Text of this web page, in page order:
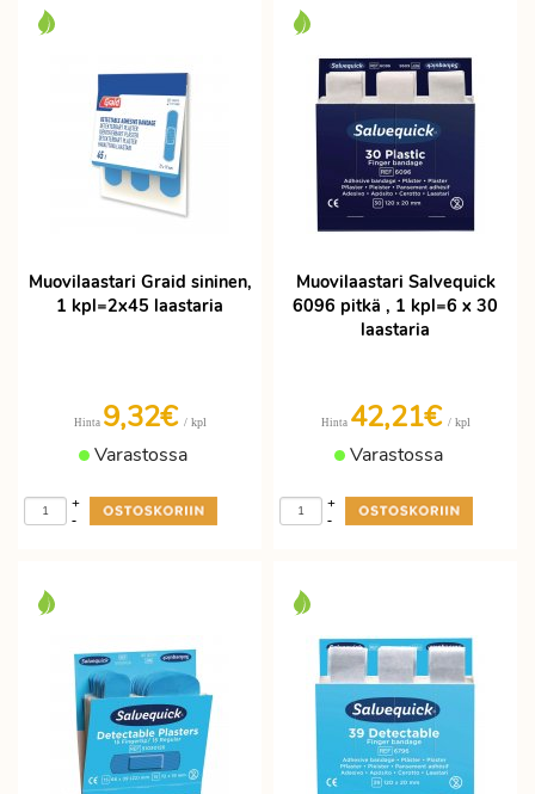
Muovilaastari Graid sininen,
1 kpl=2x45 laastaria
Hinta 9,32€ / kpl
Varastossa
-
+
Muovilaastari Salvequick
6096 pitkä , 1 kpl=6 x 30
laastaria
Hinta 42,21€ / kpl
Varastossa
-
+